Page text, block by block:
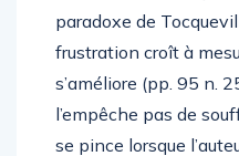
constater sous sa
paradoxe de
frustration croît à
s’améliore (pp. 95 n.
l’empêche pas de